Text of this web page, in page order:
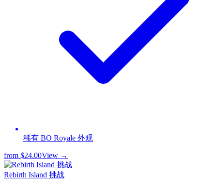
稀有 BO Royale 外观
from $24.00View →
Rebirth Island 挑战